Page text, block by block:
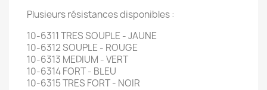
Plusieurs résistances disponibles :
10-6311 TRES SOUPLE - JAUNE
10-6312 SOUPLE - ROUGE
10-6313 MEDIUM - VERT
10-6314 FORT - BLEU
10-6315 TRES FORT - NOIR